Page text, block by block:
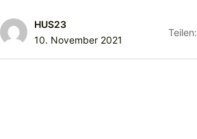
HUS23
10. November 2021
Teilen: